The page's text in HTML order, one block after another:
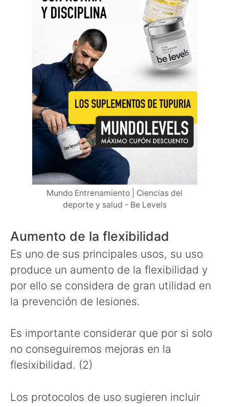
Mundo Entrenamiento | Ciencias del
deporte y salud - Be Levels
Aumento de la flexibilidad
Es uno de sus principales usos, su uso
produce un aumento de la flexibilidad y
por ello se considera de gran utilidad en
la prevención de lesiones.
Es importante considerar que por si solo
no conseguiremos mejoras en la
flesixibilidad. (2)
Los protocolos de uso sugieren incluir